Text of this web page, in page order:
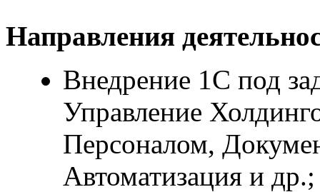
Направления
Внедрение 1С под
Управление
Персоналом,
Автоматизация и др.;